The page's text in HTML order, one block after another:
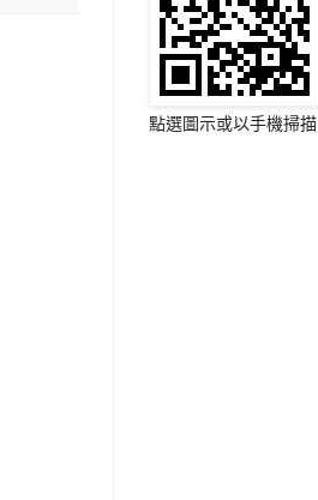
點選圖示或以手機掃描